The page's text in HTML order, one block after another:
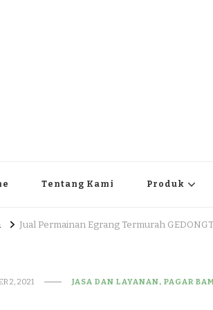
Tentang Kami Produk
Jual Permainan Egrang Termurah
2, 2021 JASA DAN LAYANAN, PAGAR